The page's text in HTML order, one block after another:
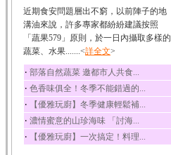
冬瓜
冬瓜營養價值高，鈉含
量極低是水腫病人的...
豆豉
豆豉裡頭含有營養的蛋
白質、脂肪、鈣、磷...
榛果
榛果裡所含的營養素有
蛋白質、脂肪、醣類...
迷迭香
近期食安問題層出不窮，以前陣子的地
溝油來說，許多專家都紛紛建議按照
「蔬果579」原則，於一日內攝取多樣的
蔬菜、水果.......<詳全文>
‧ 部落自然蔬菜 邀都市人共食...
‧ 色香味俱全！冬季不能錯過的...
‧ 【優雅玩廚】冬季健康輕鬆補...
‧ 濃情蜜意的山珍海味 「討海...
‧ 【優雅玩廚】一次搞定！料理...